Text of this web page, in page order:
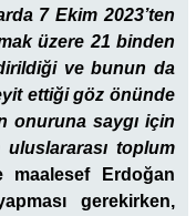
7 Ekim 2023’ten
üzere 21 binden
ve bunun da
ettiği göz önünde
onuruna saygı için
toplum
maalesef Erdoğan
gerekirken,